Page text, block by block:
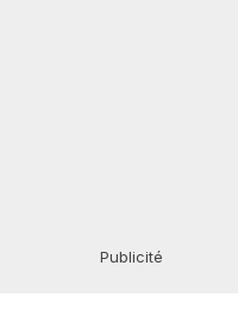
Publicité